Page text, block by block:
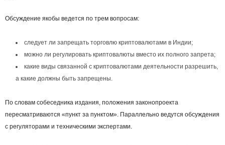
Обсуждение якобы ведется по трем вопросам:
следует ли запрещать торговлю криптовалютами в Индии;
можно ли регулировать криптовалюты вместо их полного запрета;
какие виды связанной с криптовалютами деятельности разрешить,
а какие должны быть запрещены.
По словам собеседника издания, положения законопроекта
пересматриваются «пункт за пунктом». Параллельно ведутся обсуждения
с регуляторами и техническими экспертами.